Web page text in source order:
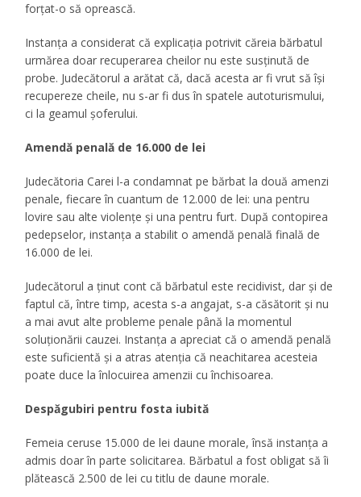
forțat-o să oprească.
Instanța a considerat că explicația potrivit căreia bărbatul
urmărea doar recuperarea cheilor nu este susținută de
probe. Judecătorul a arătat că, dacă acesta ar fi vrut să își
recupereze cheile, nu s-ar fi dus în spatele autoturismului,
ci la geamul șoferului.
Amendă penală de 16.000 de lei
Judecătoria Carei l-a condamnat pe bărbat la două amenzi
penale, fiecare în cuantum de 12.000 de lei: una pentru
lovire sau alte violențe și una pentru furt. După contopirea
pedepselor, instanța a stabilit o amendă penală finală de
16.000 de lei.
Judecătorul a ținut cont că bărbatul este recidivist, dar și de
faptul că, între timp, acesta s-a angajat, s-a căsătorit și nu
a mai avut alte probleme penale până la momentul
soluționării cauzei. Instanța a apreciat că o amendă penală
este suficientă și a atras atenția că neachitarea acesteia
poate duce la înlocuirea amenzii cu închisoarea.
Despăgubiri pentru fosta iubită
Femeia ceruse 15.000 de lei daune morale, însă instanța a
admis doar în parte solicitarea. Bărbatul a fost obligat să îi
plătească 2.500 de lei cu titlu de daune morale.